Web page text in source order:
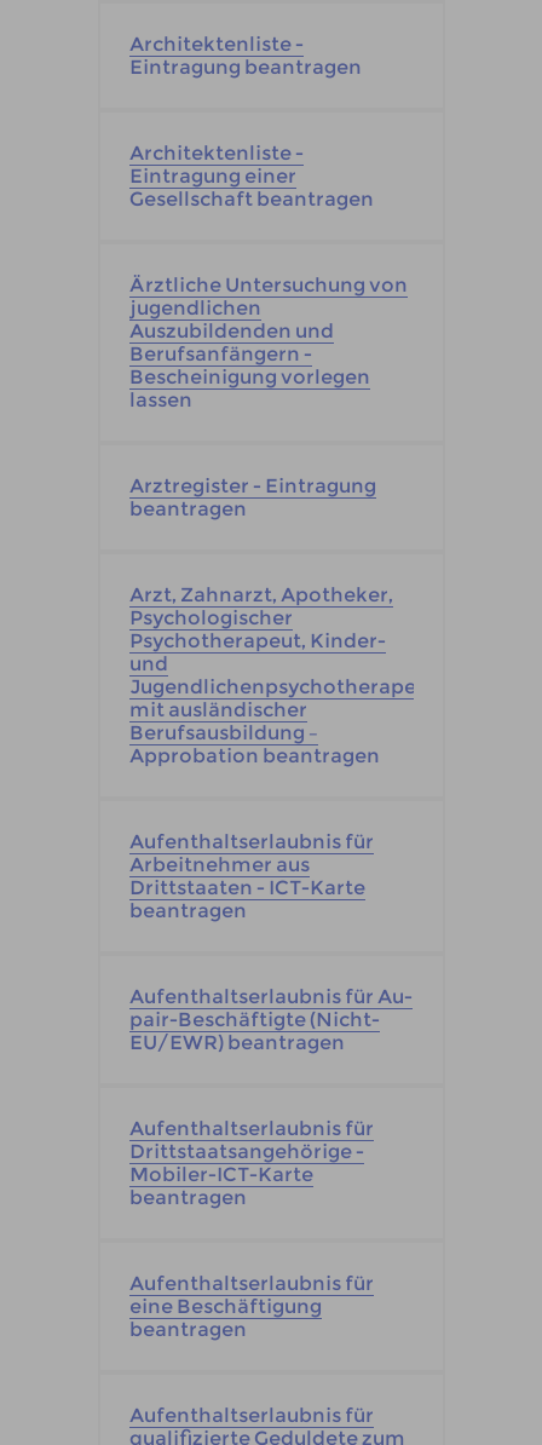
Architektenliste -
Eintragung beantragen
Architektenliste -
Eintragung einer
Gesellschaft beantragen
Ärztliche Untersuchung von
jugendlichen
Auszubildenden und
Berufsanfängern -
Bescheinigung vorlegen
lassen
Arztregister - Eintragung
beantragen
Arzt, Zahnarzt, Apotheker,
Psychologischer
Psychotherapeut, Kinder-
und
Jugendlichenpsychotherapeut
mit ausländischer
Berufsausbildung –
Approbation beantragen
Aufenthaltserlaubnis für
Arbeitnehmer aus
Drittstaaten - ICT-Karte
beantragen
Aufenthaltserlaubnis für Au-
pair-Beschäftigte (Nicht-
EU/EWR) beantragen
Aufenthaltserlaubnis für
Drittstaatsangehörige -
Mobiler-ICT-Karte
beantragen
Aufenthaltserlaubnis für
eine Beschäftigung
beantragen
Aufenthaltserlaubnis für
qualifizierte Geduldete zum